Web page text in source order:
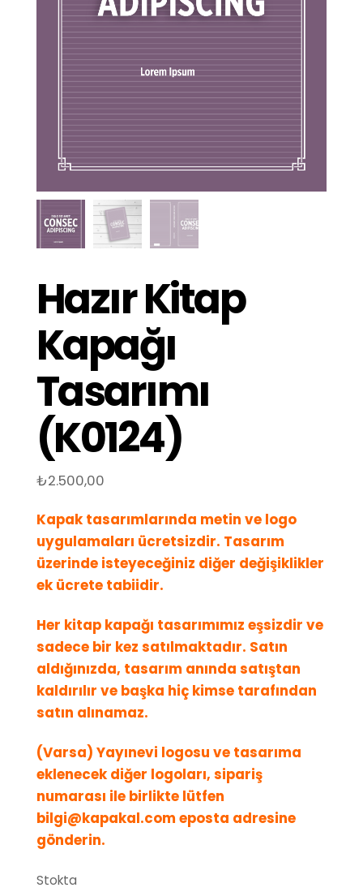
Hazır Kitap
Kapağı
Tasarımı
(K0124)
₺2.500,00
Kapak tasarımlarında metin ve logo
uygulamaları ücretsizdir. Tasarım
üzerinde isteyeceğiniz diğer değişiklikler
ek ücrete tabiidir.
Her kitap kapağı tasarımımız eşsizdir ve
sadece bir kez satılmaktadır. Satın
aldığınızda, tasarım anında satıştan
kaldırılır ve başka hiç kimse tarafından
satın alınamaz.
(Varsa) Yayınevi logosu ve tasarıma
eklenecek diğer logoları, sipariş
numarası ile birlikte lütfen
bilgi@kapakal.com eposta adresine
gönderin.
Stokta